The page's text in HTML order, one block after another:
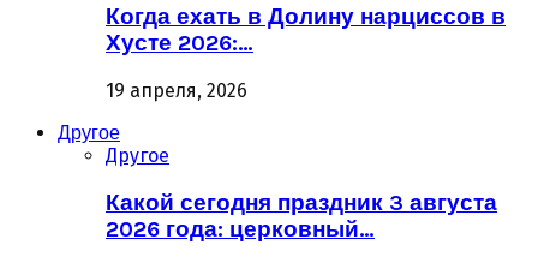
Когда ехать в Долину нарциссов в
Хусте 2026:…
19 апреля, 2026
Другое
Другое
Какой сегодня праздник 3 августа
2026 года: церковный…